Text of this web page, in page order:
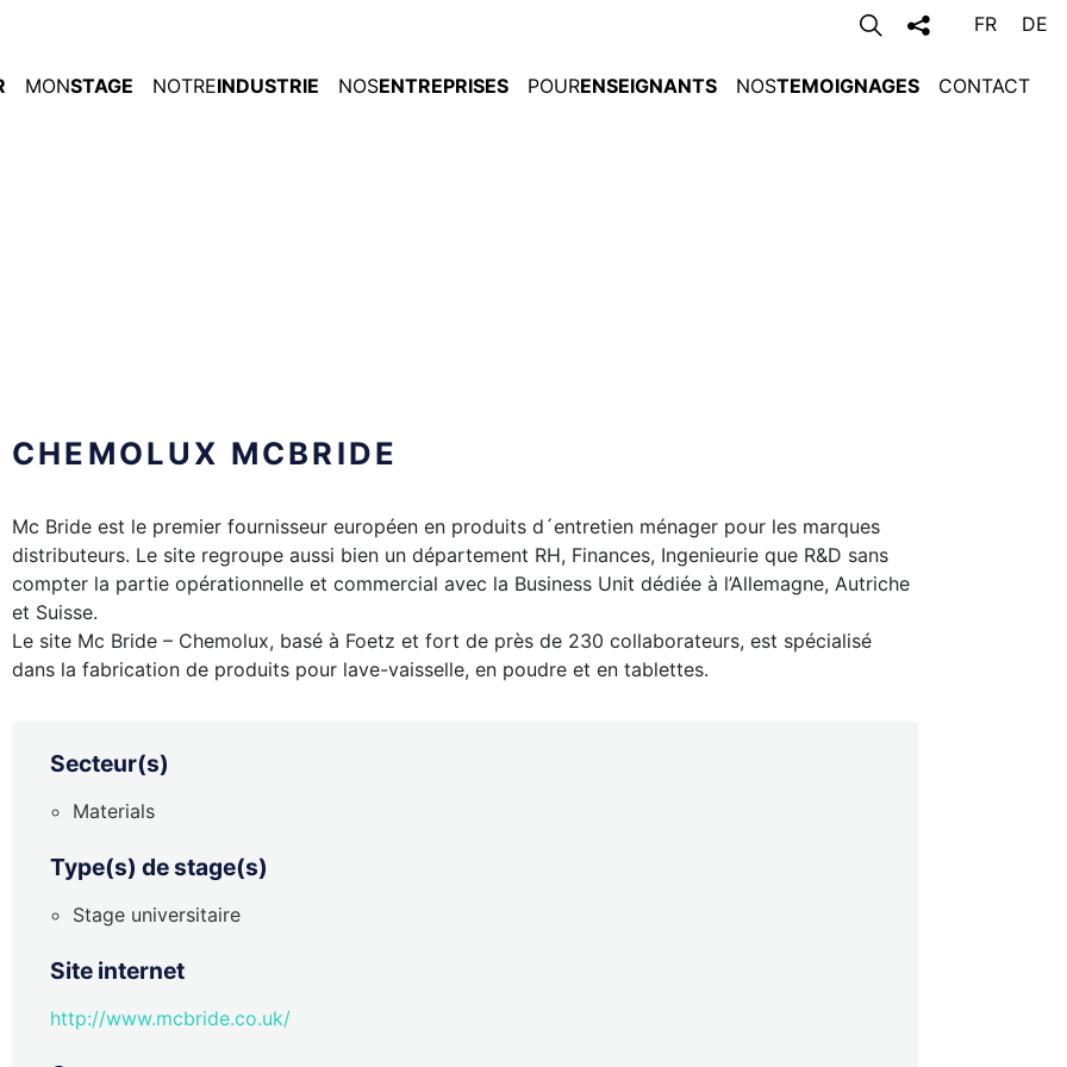
FR DE
MONSTAGE NOTREINDUSTRIE NOSENTREPRISES POURENSEIGNANTS NOSTEMOIGNAGES CONTACT
CHEMOLUX MCBRIDE
Mc Bride est le premier fournisseur européen en produits d´entretien ménager pour les marques
distributeurs. Le site regroupe aussi bien un département RH, Finances, Ingenieurie que R&D sans
compter la partie opérationnelle et commercial avec la Business Unit dédiée à l’Allemagne, Autriche
et Suisse.
Le site Mc Bride – Chemolux, basé à Foetz et fort de près de 230 collaborateurs, est spécialisé
dans la fabrication de produits pour lave-vaisselle, en poudre et en tablettes.
Secteur(s)
Materials
Type(s) de stage(s)
Stage universitaire
Site internet
http://www.mcbride.co.uk/